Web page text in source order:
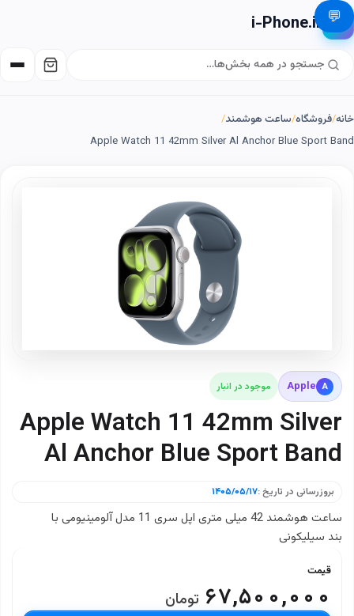
📱
i-Phone.ir
خانه/فروشگاه/ساعت هوشمند/
Apple Watch 11 42mm Silver Al Anchor Blue Sport Band
A
Apple موجود در انبار
Apple Watch 11 42mm Silver
Al Anchor Blue Sport Band
بروزرسانی در تاریخ :۱۴۰۵/۰۵/۱۷
ساعت هوشمند 42 میلی متری اپل سری 11 مدل آلومینیومی با
بند سیلیکونی
قیمت
۶۷,۵۰۰,۰۰۰ تومان
💬